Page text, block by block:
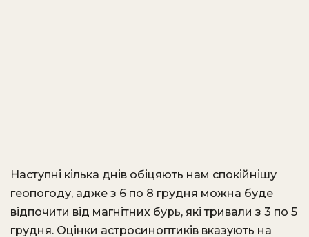
Наступні кілька днів обіцяють нам спокійнішу
геопогоду, адже з 6 по 8 грудня можна буде
відпочити від магнітних бурь, які тривали з 3 по 5
грудня. Оцінки астросиноптиків вказують на